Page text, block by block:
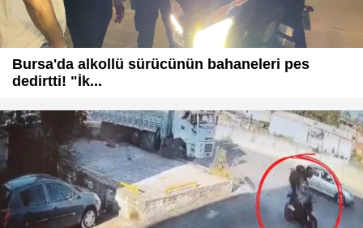
Bursa'da alkollü sürücünün bahaneleri pes
dedirtti! "İk...